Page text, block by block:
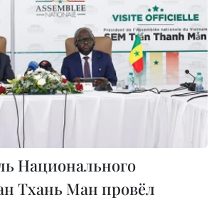
Национального
Тхань Ман провёл